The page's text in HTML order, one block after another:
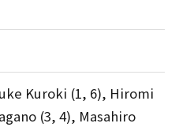
Kuroki (1, 6), Hiromi
(3, 4), Masahiro